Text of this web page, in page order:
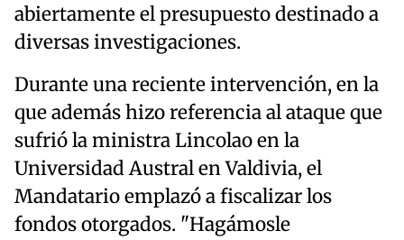
abiertamente el presupuesto destinado a
diversas investigaciones.
Durante una reciente intervención, en la
que además hizo referencia al ataque que
sufrió la ministra Lincolao en la
Universidad Austral en Valdivia, el
Mandatario emplazó a fiscalizar los
fondos otorgados. "Hagámosle